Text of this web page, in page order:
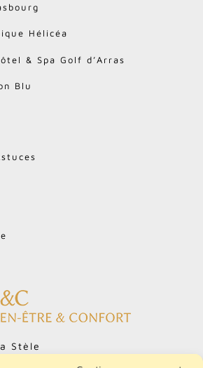
Hélicéa
& Spa Golf d’Arras
Blu
Stèle